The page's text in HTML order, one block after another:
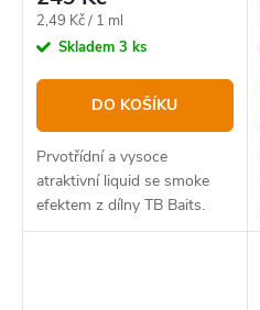
Měrná
cena:
2,49 Kč / 1 ml
Skladem 3 ks
DO KOŠÍKU
Prvotřídní a vysoce
atraktivní liquid se smoke
efektem z dílny TB Baits.